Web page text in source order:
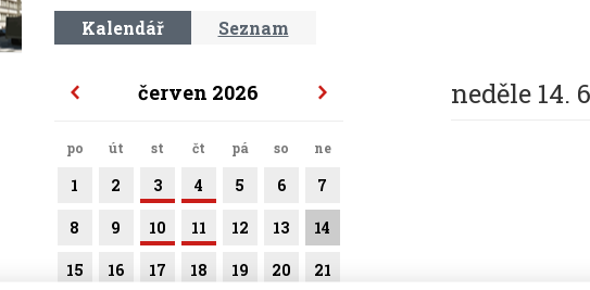
Kalendář Seznam
červen 2026
po út st čt pá so ne
1 2 3 4 5 6 7
8 9 10 11 12 13 14
15 16 17 18 19 20 21
neděle 14.